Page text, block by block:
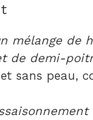
mélange de
de demi-
sans peau,